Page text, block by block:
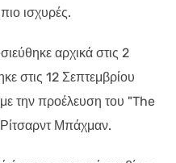
ισχυρές.
αρχικά στις 2
στις 12 Σεπτεμβρίου
την προέλευση του "The
Μπάχμαν.